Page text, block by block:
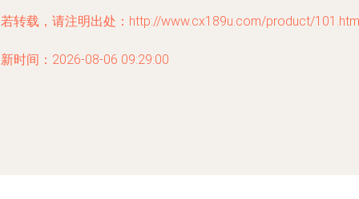
转载，请注明出处：http://www.cx189u.com/product/
时间：2026-08-06 09:29:00